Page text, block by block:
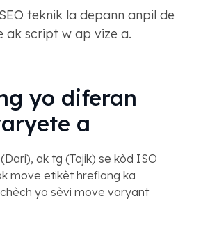
teknik la depann anpil de
ak script w ap vize a.
yo diferan
a
ak tg (Tajik) se kòd ISO
move etikèt hreflang ka
yo sèvi move varyant